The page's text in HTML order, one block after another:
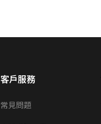
客戶服務
常見問題